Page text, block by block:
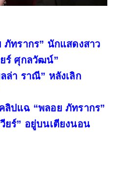
ภัทรากร” นักแสดงสาว
ร์ ศุกลวัฒน์”
ล่า ราณี” หลังเลิก
ลิปแฉ “พลอย ภัทรากร”
ยร์” อยู่บนเตียงนอน